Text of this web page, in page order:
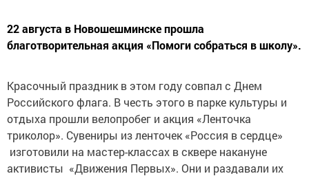
22 августа в Новошешминске прошла
благотворительная акция «Помоги собраться в школу».
Красочный праздник в этом году совпал с Днем
Российского флага. В честь этого в парке культуры и
отдыха прошли велопробег и акция «Ленточка
триколор». Сувениры из ленточек «Россия в сердце»
изготовили на мастер-классах в сквере накануне
активисты «Движения Первых». Они и раздавали их